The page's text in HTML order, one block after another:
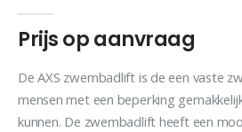
Prijs op aanvraag
De AXS zwembadlift is de een vaste
mensen met een beperking
kunnen. De zwembadlift heeft een